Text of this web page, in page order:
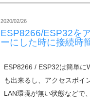
2020/02/26
ESP8266/ESP32を
ーにした時に接続時
ESP8266 / ESP32は簡単
も出来るし、アクセスポイ
LAN環境が無い状態などで